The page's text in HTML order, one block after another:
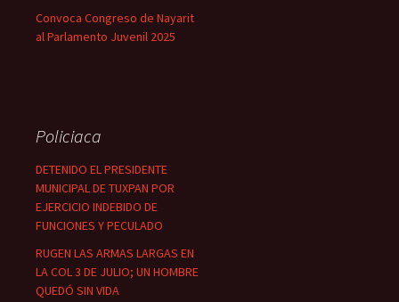
Convoca Congreso de Nayarit
al Parlamento Juvenil 2025
Policiaca
DETENIDO EL PRESIDENTE
MUNICIPAL DE TUXPAN POR
EJERCICIO INDEBIDO DE
FUNCIONES Y PECULADO
RUGEN LAS ARMAS LARGAS EN
LA COL 3 DE JULIO; UN HOMBRE
QUEDÓ SIN VIDA